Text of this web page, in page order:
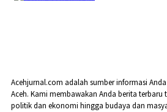
Acehjurnal.com adalah sumber informasi
Aceh. Kami membawakan Anda berita
politik dan ekonomi hingga budaya dan